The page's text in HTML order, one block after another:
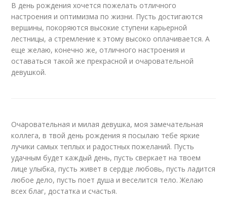
В день рождения хочется пожелать отличного
настроения и оптимизма по жизни. Пусть достигаются
вершины, покоряются высокие ступени карьерной
лестницы, а стремление к этому высоко оплачивается. А
еще желаю, конечно же, отличного настроения и
оставаться такой же прекрасной и очаровательной
девушкой.
Очаровательная и милая девушка, моя замечательная
коллега, в твой день рождения я посылаю тебе яркие
лучики самых теплых и радостных пожеланий. Пусть
удачным будет каждый день, пусть сверкает на твоем
лице улыбка, пусть живет в сердце любовь, пусть ладится
любое дело, пусть поет душа и веселится тело. Желаю
всех благ, достатка и счастья.